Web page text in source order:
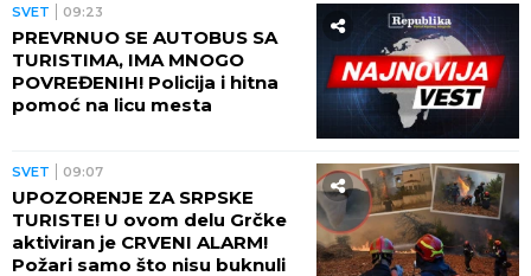
ŽENI SE DEJAN STANKOVIĆ KRALJ!
Prelepa doktorka u raskošnoj
venčanici, on u odelu sa crvenom
kravatom: Ne skidaju osmeh pred
crkveno venčanje